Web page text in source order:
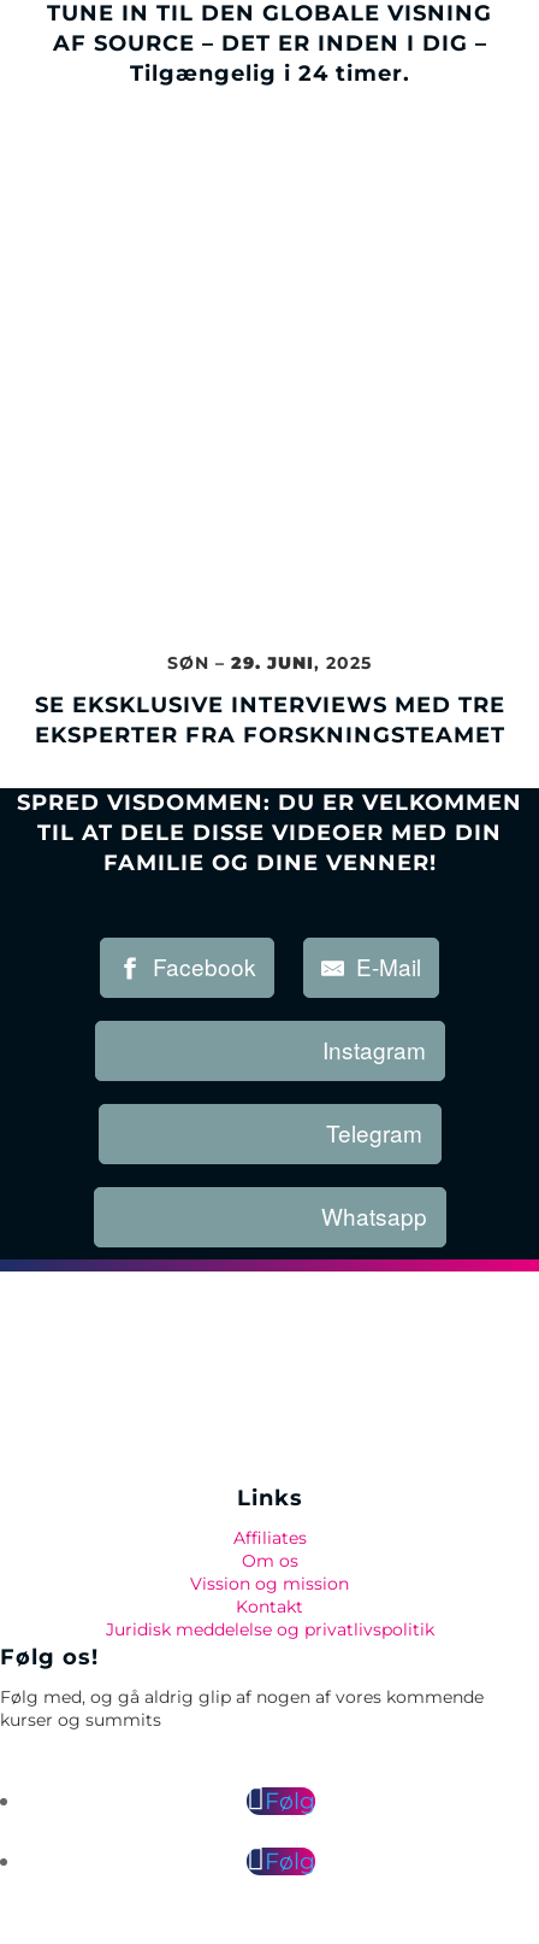
TUNE IN TIL DEN GLOBALE VISNING
AF SOURCE – DET ER INDEN I DIG –
Tilgængelig i 24 timer.
SØN – 29. JUNI, 2025
SE EKSKLUSIVE INTERVIEWS MED TRE
EKSPERTER FRA FORSKNINGSTEAMET
SPRED VISDOMMEN: DU ER VELKOMMEN
TIL AT DELE DISSE VIDEOER MED DIN
FAMILIE OG DINE VENNER!
Facebook E-Mail
Instagram
Telegram
Whatsapp
Links
Affiliates
Om os
Vission og mission
Kontakt
Juridisk meddelelse og privatlivspolitik
Følg os!
Følg med, og gå aldrig glip af nogen af vores kommende
kurser og summits
Følg
Følg